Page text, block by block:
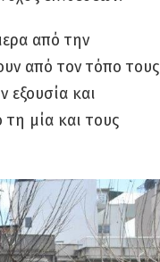
από την
από τον τόπο τους
εξουσία και
μία και τους